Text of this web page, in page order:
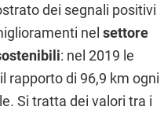
dei segnali positivi
nel settore
: nel 2019 le
rapporto di 96,9 km ogni
Si tratta dei valori tra i